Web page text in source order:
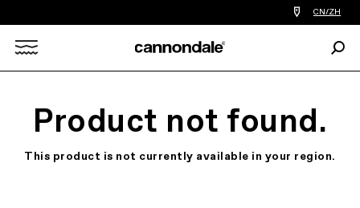
查
找
的
车
店
CN/ZH
Product not found.
This product is not currently available in your region.